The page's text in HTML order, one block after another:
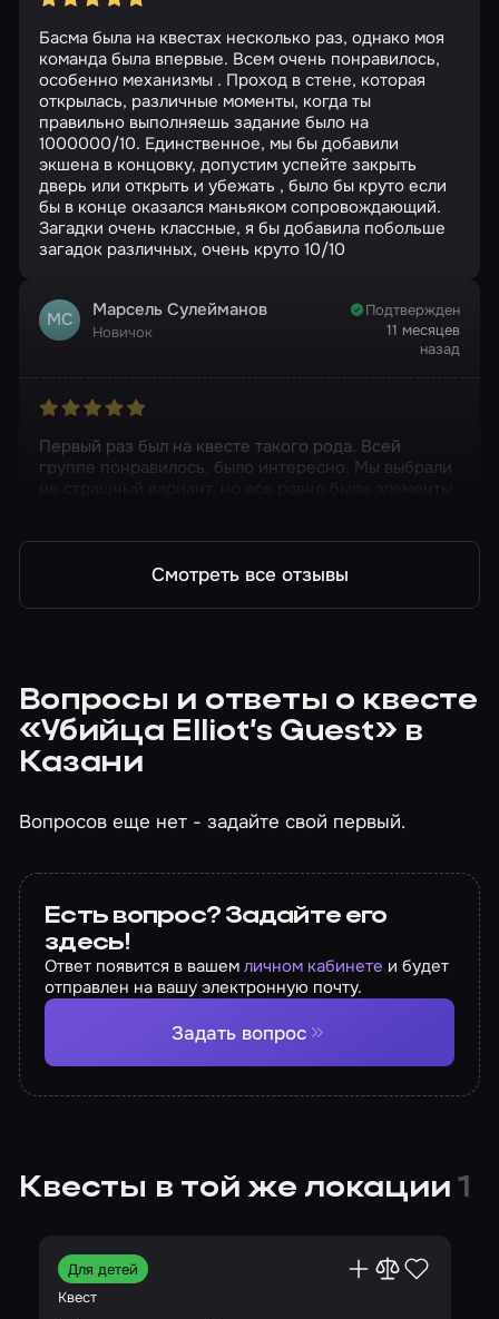
Басма была на квестах несколько раз, однако моя
команда была впервые. Всем очень понравилось,
особенно механизмы . Проход в стене, которая
открылась, различные моменты, когда ты
правильно выполняешь задание было на
1000000/10. Единственное, мы бы добавили
экшена в концовку, допустим успейте закрыть
дверь или открыть и убежать , было бы круто если
бы в конце оказался маньяком сопровождающий.
Загадки очень классные, я бы добавила побольше
загадок различных, очень круто 10/10
МС Марсель Сулейманов
Новичок
Подтвержден
11 месяцев
назад
Первый раз был на квесте такого рода. Всей
группе понравилось, было интересно. Мы выбрали
Смотреть все отзывы
Вопросы и ответы о квесте
«Убийца Elliot’s Guest» в
Казани
Вопросов еще нет - задайте свой первый.
Есть вопрос? Задайте его
здесь!
Ответ появится в вашемличном кабинете и будет
отправлен на вашу электронную почту.
Задать вопрос
Квесты в той же локации1
Для детей
Квест